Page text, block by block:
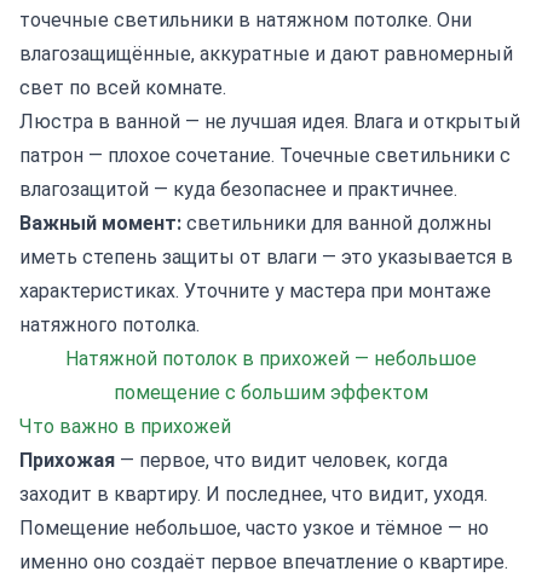
точечные светильники в натяжном потолке. Они
влагозащищённые, аккуратные и дают равномерный
свет по всей комнате.
Люстра в ванной — не лучшая идея. Влага и открытый
патрон — плохое сочетание. Точечные светильники с
влагозащитой — куда безопаснее и практичнее.
Важный момент: светильники для ванной должны
иметь степень защиты от влаги — это указывается в
характеристиках. Уточните у мастера при монтаже
натяжного потолка.
Натяжной потолок в прихожей — небольшое
помещение с большим эффектом
Что важно в прихожей
Прихожая — первое, что видит человек, когда
заходит в квартиру. И последнее, что видит, уходя.
Помещение небольшое, часто узкое и тёмное — но
именно оно создаёт первое впечатление о квартире.